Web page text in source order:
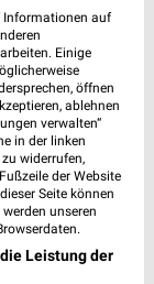
Informationen auf
Einige
öffnen
ablehnen
verwalten“
in der linken
widerrufen,
der Website
Seite können
unseren
Leistung der